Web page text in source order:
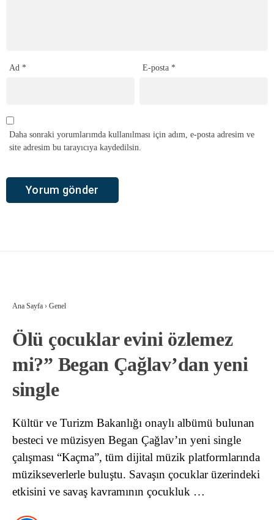
Ad * E-posta *
Daha sonraki yorumlarımda kullanılması için adım, e-posta adresim ve
site adresim bu tarayıcıya kaydedilsin.
Ana Sayfa › Genel
Ölü çocuklar evini özlemez
mi?” Began Çağlav’dan yeni
single
Kültür ve Turizm Bakanlığı onaylı albümü bulunan
besteci ve müzisyen Began Çağlav’ın yeni single
çalışması “Kaçma”, tüm dijital müzik platformlarında
müzikseverlerle buluştu. Savaşın çocuklar üzerindeki
etkisini ve savaş kavramının çocukluk …